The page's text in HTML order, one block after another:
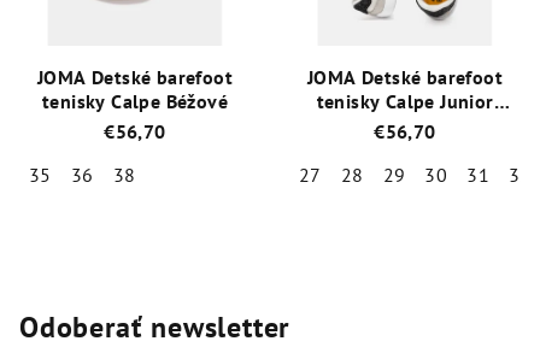
JOMA Detské barefoot
tenisky Calpe Béžové
€56,70
35
36 38
JOMA Detské barefoot
tenisky Calpe Junior
Béžové
€56,70
27
28 29 30 31 32
Odoberať newsletter